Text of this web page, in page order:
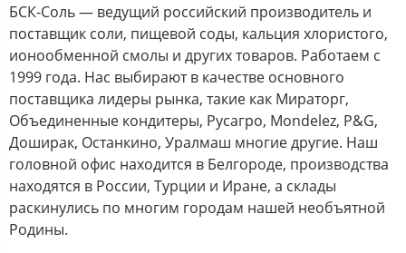
БСК-Соль — ведущий российский производитель и
поставщик соли, пищевой соды, кальция хлористого,
ионообменной смолы и других товаров. Работаем с
1999 года. Нас выбирают в качестве основного
поставщика лидеры рынка, такие как Мираторг,
Объединенные кондитеры, Русагро, Mondelez, P&G,
Доширак, Останкино, Уралмаш многие другие. Наш
головной офис находится в Белгороде, производства
находятся в России, Турции и Иране, а склады
раскинулись по многим городам нашей необъятной
Родины.